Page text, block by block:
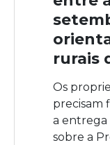
rurais
Os
precisam
a entrega
sobre a